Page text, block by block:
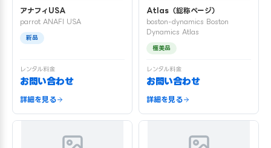
アナフィUSA
parrot ANAFI USA
新品
レンタル料金
お問い合わせ
詳細を見る
Atlas（総称ページ）
boston-dynamics Boston
Dynamics Atlas
極美品
レンタル料金
お問い合わせ
詳細を見る